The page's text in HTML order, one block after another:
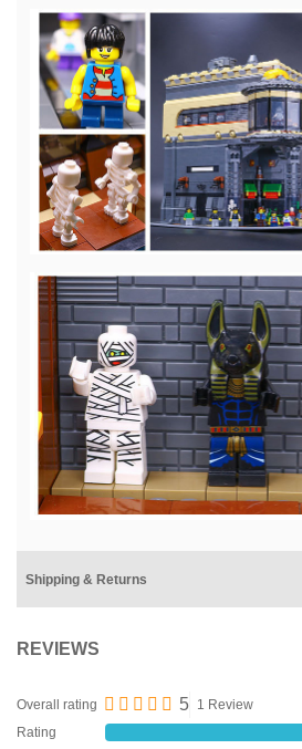
Shipping & Returns
REVIEWS
Overall rating 5 1 Review
Rating